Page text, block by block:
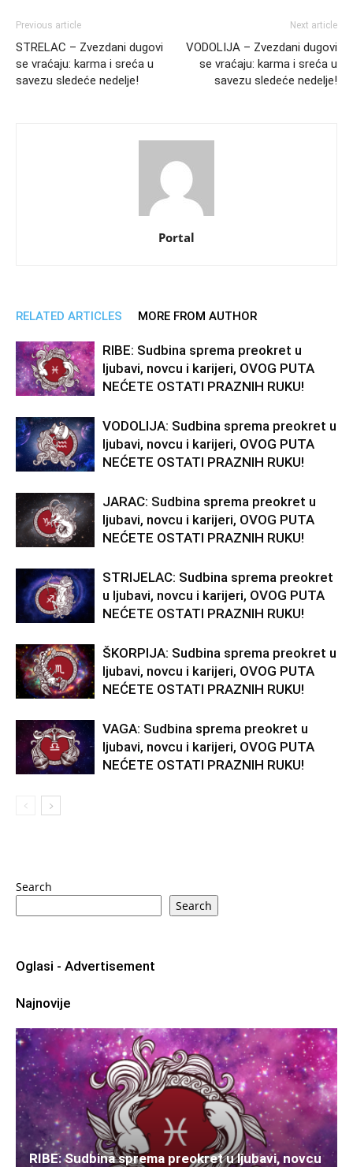
Previous article
STRELAC – Zvezdani dugovi
se vraćaju: karma i sreća u
savezu sledeće nedelje!
Next article
VODOLIJA – Zvezdani dugovi
se vraćaju: karma i sreća u
savezu sledeće nedelje!
Portal
RELATED ARTICLES MORE FROM AUTHOR
RIBE: Sudbina sprema preokret u
ljubavi, novcu i karijeri, OVOG PUTA
NEĆETE OSTATI PRAZNIH RUKU!
VODOLIJA: Sudbina sprema preokret u
ljubavi, novcu i karijeri, OVOG PUTA
NEĆETE OSTATI PRAZNIH RUKU!
JARAC: Sudbina sprema preokret u
ljubavi, novcu i karijeri, OVOG PUTA
NEĆETE OSTATI PRAZNIH RUKU!
STRIJELAC: Sudbina sprema preokret
u ljubavi, novcu i karijeri, OVOG PUTA
NEĆETE OSTATI PRAZNIH RUKU!
ŠKORPIJA: Sudbina sprema preokret u
ljubavi, novcu i karijeri, OVOG PUTA
NEĆETE OSTATI PRAZNIH RUKU!
VAGA: Sudbina sprema preokret u
ljubavi, novcu i karijeri, OVOG PUTA
NEĆETE OSTATI PRAZNIH RUKU!
Search
Search
Oglasi - Advertisement
Najnovije
RIBE: Sudbina sprema preokret u ljubavi, novcu